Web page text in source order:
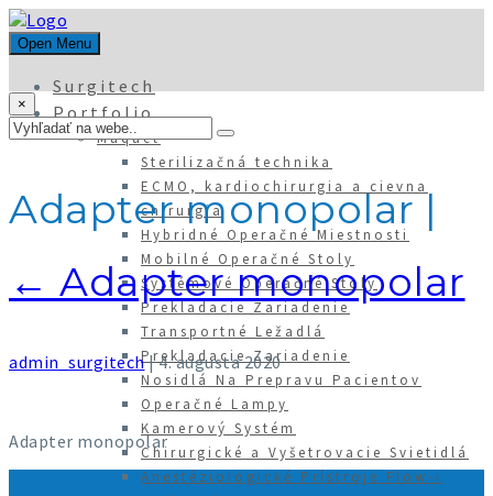
Open Menu
Surgitech
Portfolio
Maquet
Sterilizačná technika
ECMO, kardiochirurgia a cievna
chirurgia
Hybridné Operačné Miestnosti
Mobilné Operačné Stoly
Systémové Operačné Stoly
Prekladacie Zariadenie
Transportné Ležadlá
Prekladacie Zariadenie
Nosidlá Na Prepravu Pacientov
Operačné Lampy
Kamerový Systém
Chirurgické a Vyšetrovacie Svietidlá
Anestéziologické Prístroje Flow-i
×
Adapter monopolar|
← Adapter monopolar
admin_surgitech|4. augusta 2020
Adapter monopolar